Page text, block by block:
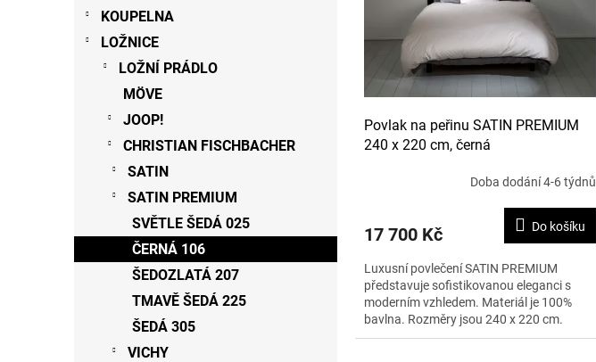
KOUPELNA
LOŽNICE
LOŽNÍ PRÁDLO
MÖVE
JOOP!
CHRISTIAN FISCHBACHER
SATIN
SATIN PREMIUM
SVĚTLE ŠEDÁ 025
ČERNÁ 106
ŠEDOZLATÁ 207
TMAVĚ ŠEDÁ 225
ŠEDÁ 305
VICHY
Povlak na peřinu SATIN PREMIUM
240 x 220 cm, černá
Doba dodání 4-6 týdnů
17 700 Kč Do košíku
Luxusní povlečení SATIN PREMIUM
představuje sofistikovanou eleganci s
moderním vzhledem. Materiál je 100%
bavlna. Rozměry jsou 240 x 220 cm.